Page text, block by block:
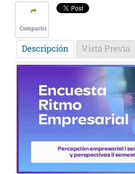
Compartir
Descripción Vista Previa